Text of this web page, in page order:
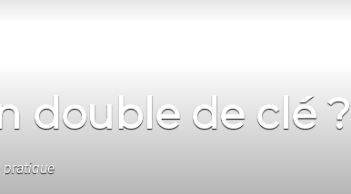
double de clé ?
pratique